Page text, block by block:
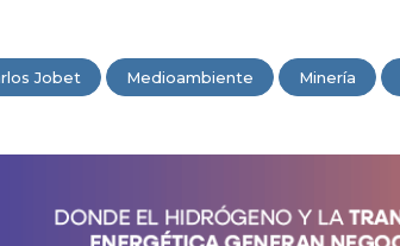
Jobet Medioambiente Minería